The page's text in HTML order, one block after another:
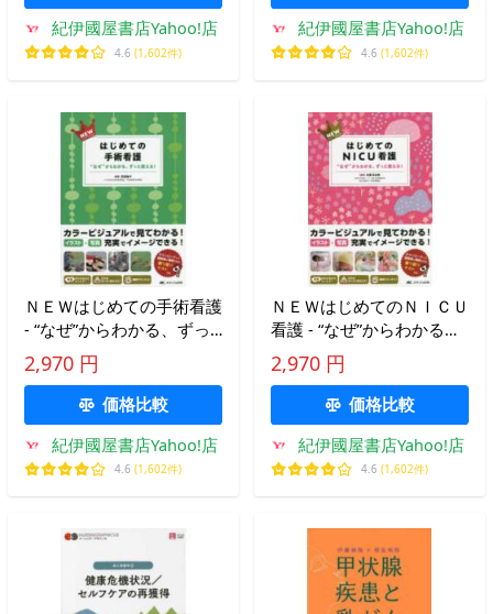
紀伊國屋書店Yahoo!店
4.6 (1,602件)
紀伊國屋書店Yahoo!店
4.6 (1,602件)
ＮＥＷはじめての手術看護
- “なぜ”からわかる、ずっ
と使える！
2,970 円
価格比較
紀伊國屋書店Yahoo!店
4.6 (1,602件)
ＮＥＷはじめてのＮＩＣＵ
看護 - “なぜ”からわかる、
ずっと使える！
2,970 円
価格比較
紀伊國屋書店Yahoo!店
4.6 (1,602件)